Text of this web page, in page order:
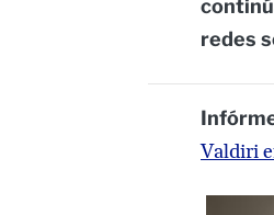
redes
Valdiri